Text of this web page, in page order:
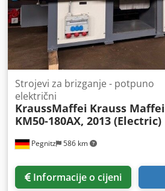
Pegnitz 586 km
Strojevi za brizganje - potpuno
električni
KraussMaffei Krauss Maffei
KM50-180AX, 2013 (Electric)
Informacije o cijeni